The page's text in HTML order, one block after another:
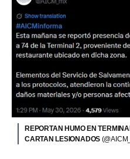
REPORTAN HUMO EN
CARTAN LESIONADOS